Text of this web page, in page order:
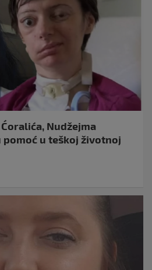
Nudžejma
pomoć u teškoj životnoj